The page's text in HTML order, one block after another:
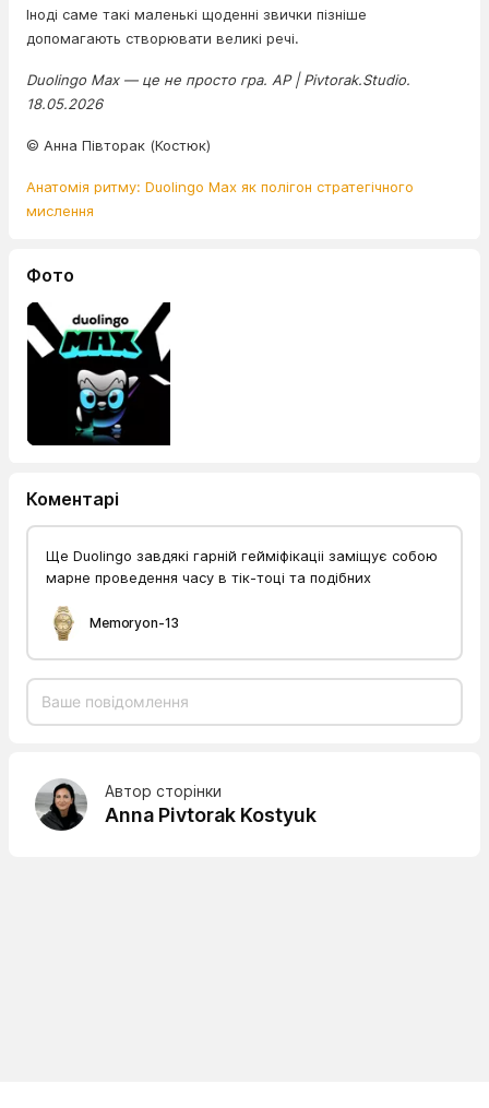
Іноді саме такі маленькі щоденні звички пізніше
допомагають створювати великі речі.
Duolingo Max — це не просто гра. AP | Pivtorak.Studio.
18.05.2026
© Анна Півторак (Костюк)
Анатомія ритму: Duolingo Max як полігон стратегічного
мислення
Фото
Коментарі
Ще Duolingo завдякі гарній гейміфікаціі заміщує собою
марне проведення часу в тік-тоці та подібних
Memoryon-13
Автор сторінки
Anna Pivtorak Kostyuk